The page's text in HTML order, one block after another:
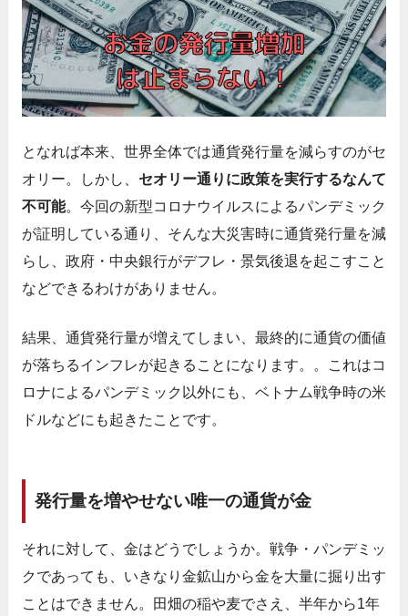
となれば本来、世界全体では通貨発行量を減らすのがセ
オリー。しかし、 セオリー通りに政策を実行するなんて
不可能。今回の新型コロナウイルスによるパンデミック
が証明している通り、そんな大災害時に通貨発行量を減
らし、政府・中央銀行がデフレ・景気後退を起こすこと
などできるわけがありません。
結果、通貨発行量が増えてしまい、最終的に通貨の価値
が落ちるインフレが起きることになります。。これはコ
ロナによるパンデミック以外にも、ベトナム戦争時の米
ドルなどにも起きたことです。
発行量を増やせない唯一の通貨が金
それに対して、金はどうでしょうか。戦争・パンデミッ
クであっても、いきなり金鉱山から金を大量に掘り出す
ことはできません。田畑の稲や麦でさえ、半年から1年